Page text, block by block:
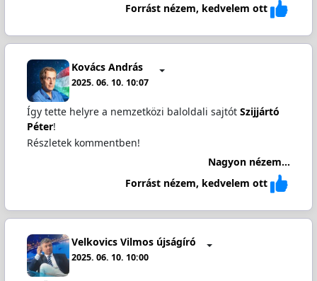
Forrást nézem, kedvelem ott
Kovács András
2025. 06. 10. 10:07
Így tette helyre a nemzetközi baloldali sajtót Szijjártó
Péter!
Részletek kommentben!
Nagyon nézem...
Forrást nézem, kedvelem ott
Velkovics Vilmos újságíró
2025. 06. 10. 10:00